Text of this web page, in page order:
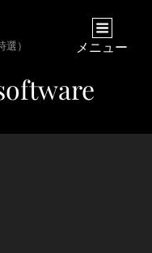
） メニュー